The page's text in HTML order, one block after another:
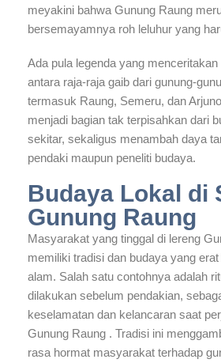
meyakini bahwa Gunung Raung
bersemayamnya roh leluhur yang
Ada pula legenda yang
antara raja-raja gaib dari gunung-
termasuk Raung, Semeru, dan
menjadi bagian tak terpisahkan dari
sekitar, sekaligus menambah daya
pendaki maupun peneliti budaya.
Budaya Lokal di
Gunung Raung
Masyarakat yang tinggal di lereng
memiliki tradisi dan budaya yang
alam. Salah satu contohnya adalah
dilakukan sebelum pendakian,
keselamatan dan kelancaran saat
Gunung Raung . Tradisi ini
rasa hormat masyarakat terhadap